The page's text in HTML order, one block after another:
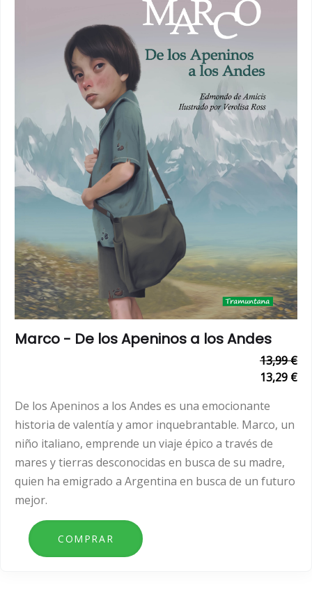
Marco - De los Apeninos a los Andes
13,99 €
13,29 €
De los Apeninos a los Andes es una emocionante
historia de valentía y amor inquebrantable. Marco, un
niño italiano, emprende un viaje épico a través de
mares y tierras desconocidas en busca de su madre,
quien ha emigrado a Argentina en busca de un futuro
mejor.